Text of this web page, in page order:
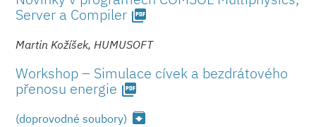
Server a Compiler picture_as_pdf
Martin Kožíšek, HUMUSOFT
Workshop – Simulace cívek a bezdrátového
přenosu energie picture_as_pdf
(doprovodné soubory) archive